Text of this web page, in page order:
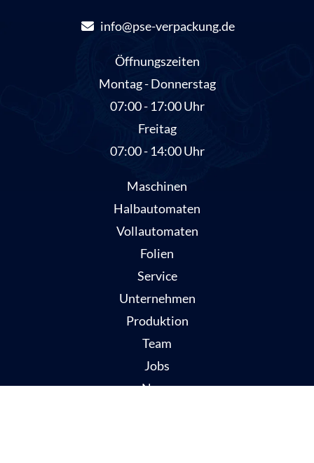
info@pse-verpackung.de
Öffnungszeiten
Montag - Donnerstag
07:00 - 17:00 Uhr
Freitag
07:00 - 14:00 Uhr
Maschinen
Halbautomaten
Vollautomaten
Folien
Service
Unternehmen
Produktion
Team
Jobs
News